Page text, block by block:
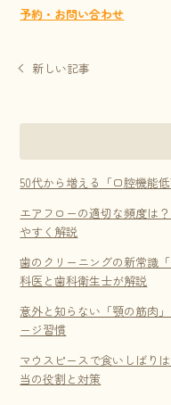
予約・お問い合わせ
新しい記事
50代から増える「口腔機能
エアフローの適切な頻度は
やすく解説
歯のクリーニングの新常識
科医と歯科衛生士が解説
意外と知らない「顎の筋肉
ージ習慣
マウスピースで食いしばり
当の役割と対策